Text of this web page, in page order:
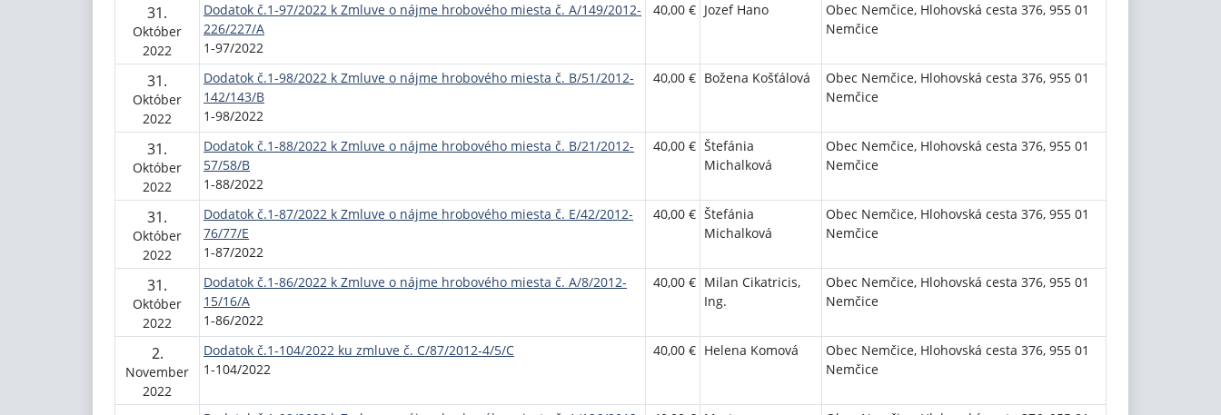
31.
Október
2022
Dodatok č.1-97/2022 k Zmluve o nájme hrobového miesta č. A/149/2012-
226/227/A
1-97/2022
40,00 € Jozef Hano
Obec Nemčice, Hlohovská cesta 376, 955 01
Nemčice
31.
Október
2022
Dodatok č.1-98/2022 k Zmluve o nájme hrobového miesta č. B/51/2012-
142/143/B
1-98/2022
40,00 € Božena Košťálová
Obec Nemčice, Hlohovská cesta 376, 955 01
Nemčice
31.
Október
2022
Dodatok č.1-88/2022 k Zmluve o nájme hrobového miesta č. B/21/2012-
57/58/B
1-88/2022
40,00 € Štefánia
Michalková
Obec Nemčice, Hlohovská cesta 376, 955 01
Nemčice
31.
Október
2022
Dodatok č.1-87/2022 k Zmluve o nájme hrobového miesta č. E/42/2012-
76/77/E
1-87/2022
40,00 € Štefánia
Michalková
Obec Nemčice, Hlohovská cesta 376, 955 01
Nemčice
31.
Október
2022
Dodatok č.1-86/2022 k Zmluve o nájme hrobového miesta č. A/8/2012-
15/16/A
1-86/2022
40,00 € Milan Cikatricis,
Ing.
Obec Nemčice, Hlohovská cesta 376, 955 01
Nemčice
2.
November
2022
Dodatok č.1-104/2022 ku zmluve č. C/87/2012-4/5/C
1-104/2022
40,00 € Helena Komová
Obec Nemčice, Hlohovská cesta 376, 955 01
Nemčice